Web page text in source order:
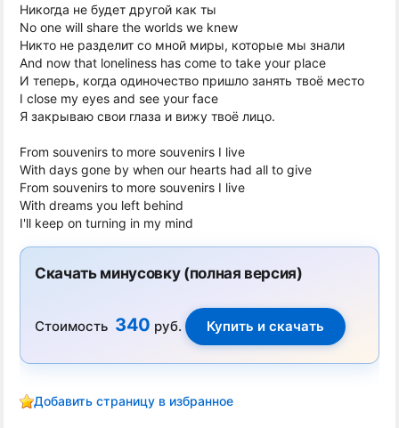
Никогда не будет другой как ты
No one will share the worlds we knew
Никто не разделит со мной миры, которые мы знали
And now that loneliness has come to take your place
И теперь, когда одиночество пришло занять твоё место
I close my eyes and see your face
Я закрываю свои глаза и вижу твоё лицо.
From souvenirs to more souvenirs I live
With days gone by when our hearts had all to give
From souvenirs to more souvenirs I live
With dreams you left behind
I'll keep on turning in my mind
Скачать минусовку (полная версия)
Стоимость 340 руб.
Добавить страницу в избранное